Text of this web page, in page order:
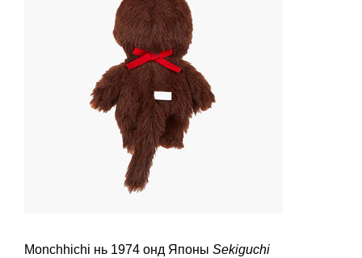
Monchhichi нь 1974 онд Японы Sekiguchi